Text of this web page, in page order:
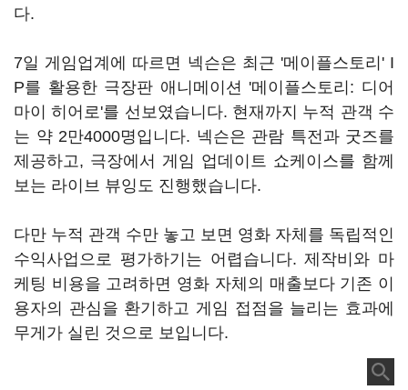
다.
7일 게임업계에 따르면 넥슨은 최근 '메이플스토리' I
P를 활용한 극장판 애니메이션 '메이플스토리: 디어
마이 히어로'를 선보였습니다. 현재까지 누적 관객 수
는 약 2만4000명입니다. 넥슨은 관람 특전과 굿즈를
제공하고, 극장에서 게임 업데이트 쇼케이스를 함께
보는 라이브 뷰잉도 진행했습니다.
다만 누적 관객 수만 놓고 보면 영화 자체를 독립적인
수익사업으로 평가하기는 어렵습니다. 제작비와 마
케팅 비용을 고려하면 영화 자체의 매출보다 기존 이
용자의 관심을 환기하고 게임 접점을 늘리는 효과에
무게가 실린 것으로 보입니다.